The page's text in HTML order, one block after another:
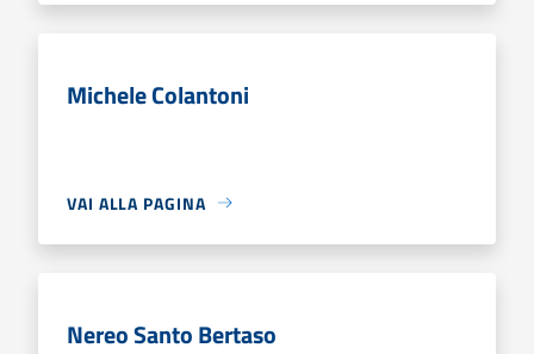
Michele Colantoni
VAI ALLA PAGINA
Nereo Santo Bertaso